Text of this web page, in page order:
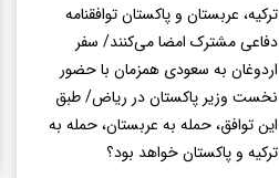
ترکیه، عربستان و پاکستان توافقنامه
دفاعی مشترک امضا می‌کنند/ سفر
اردوغان به سعودی همزمان با حضور
نخست وزیر پاکستان در ریاض/ طبق
این توافق، حمله به عربستان، حمله به
ترکیه و پاکستان خواهد بود؟